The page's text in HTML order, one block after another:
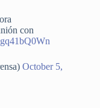
con
October 5,